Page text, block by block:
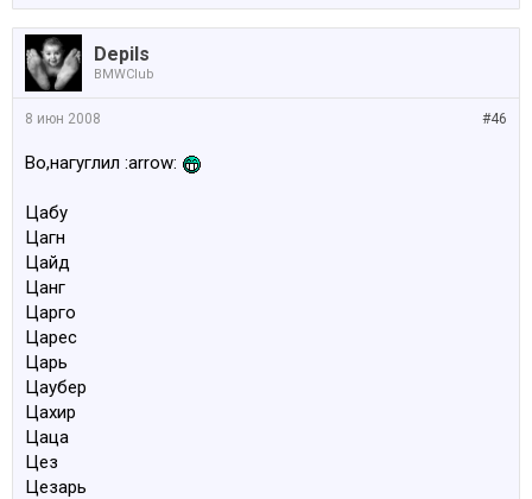
Depils
BMWClub
#46
8 июн 2008
Во,нагуглил :arrow:
Цабу
Цагн
Цайд
Цанг
Царго
Царес
Царь
Цаубер
Цахир
Цаца
Цез
Цезарь